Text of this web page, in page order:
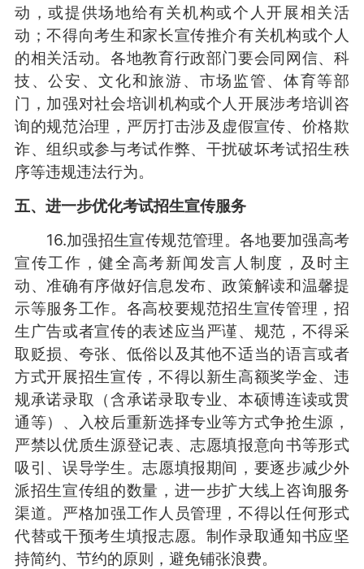
动，或提供场地给有关机构或个人开展相关活
动；不得向考生和家长宣传推介有关机构或个人
的相关活动。各地教育行政部门要会同网信、科
技、公安、文化和旅游、市场监管、体育等部
门，加强对社会培训机构或个人开展涉考培训咨
询的规范治理，严厉打击涉及虚假宣传、价格欺
诈、组织或参与考试作弊、干扰破坏考试招生秩
序等违规违法行为。
五、进一步优化考试招生宣传服务
16.加强招生宣传规范管理。各地要加强高考
宣传工作，健全高考新闻发言人制度，及时主
动、准确有序做好信息发布、政策解读和温馨提
示等服务工作。各高校要规范招生宣传管理，招
生广告或者宣传的表述应当严谨、规范，不得采
取贬损、夸张、低俗以及其他不适当的语言或者
方式开展招生宣传，不得以新生高额奖学金、违
规承诺录取（含承诺录取专业、本硕博连读或贯
通等）、入校后重新选择专业等方式争抢生源，
严禁以优质生源登记表、志愿填报意向书等形式
吸引、误导学生。志愿填报期间，要逐步减少外
派招生宣传组的数量，进一步扩大线上咨询服务
渠道。严格加强工作人员管理，不得以任何形式
代替或干预考生填报志愿。制作录取通知书应坚
持简约、节约的原则，避免铺张浪费。